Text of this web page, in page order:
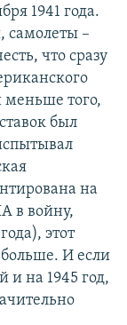
1941 года.
–
что сразу
меньше того,
был
на
в войну,
этот
больше. И если
и на 1945 год,